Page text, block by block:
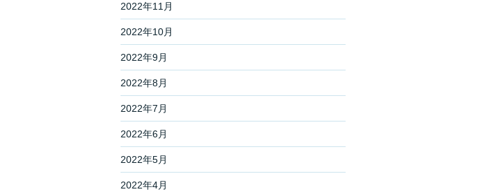
2022年11月
2022年10月
2022年9月
2022年8月
2022年7月
2022年6月
2022年5月
2022年4月